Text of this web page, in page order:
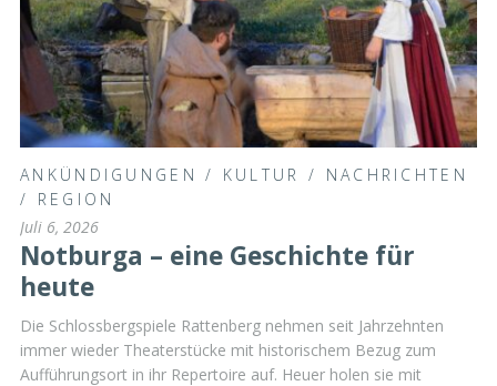
ANKÜNDIGUNGEN / KULTUR / NACHRICHTEN
/ REGION
Juli 6, 2026
Notburga – eine Geschichte für
heute
Die Schlossbergspiele Rattenberg nehmen seit Jahrzehnten
immer wieder Theaterstücke mit historischem Bezug zum
Aufführungsort in ihr Repertoire auf. Heuer holen sie mit